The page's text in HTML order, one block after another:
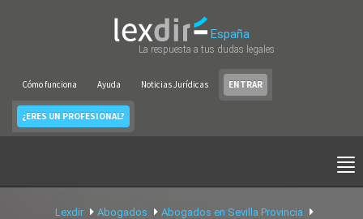
España
La respuesta a tus dudas legales
Cómo funciona Ayuda Noticias Jurídicas ENTRAR
¿ERES UN PROFESIONAL?
Lexdir Abogados
Abogados en Sevilla Provincia